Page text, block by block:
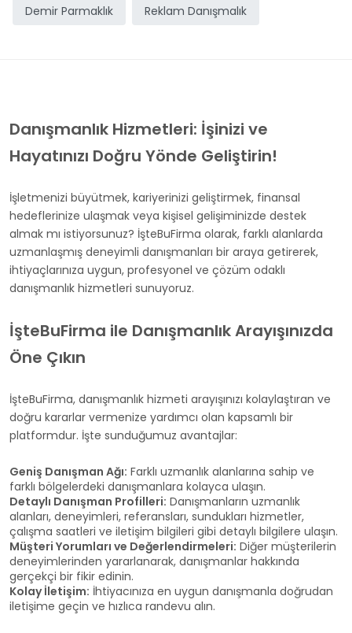
Demir Parmaklık Reklam Danışmalık
Danışmanlık Hizmetleri: İşinizi ve
Hayatınızı Doğru Yönde Geliştirin!
İşletmenizi büyütmek, kariyerinizi geliştirmek, finansal
hedeflerinize ulaşmak veya kişisel gelişiminizde destek
almak mı istiyorsunuz? İşteBuFirma olarak, farklı alanlarda
uzmanlaşmış deneyimli danışmanları bir araya getirerek,
ihtiyaçlarınıza uygun, profesyonel ve çözüm odaklı
danışmanlık hizmetleri sunuyoruz.
İşteBuFirma ile Danışmanlık Arayışınızda
Öne Çıkın
İşteBuFirma, danışmanlık hizmeti arayışınızı kolaylaştıran ve
doğru kararlar vermenize yardımcı olan kapsamlı bir
platformdur. İşte sunduğumuz avantajlar:
Geniş Danışman Ağı: Farklı uzmanlık alanlarına sahip ve
farklı bölgelerdeki danışmanlara kolayca ulaşın.
Detaylı Danışman Profilleri: Danışmanların uzmanlık
alanları, deneyimleri, referansları, sundukları hizmetler,
çalışma saatleri ve iletişim bilgileri gibi detaylı bilgilere ulaşın.
Müşteri Yorumları ve Değerlendirmeleri: Diğer müşterilerin
deneyimlerinden yararlanarak, danışmanlar hakkında
gerçekçi bir fikir edinin.
Kolay İletişim: İhtiyacınıza en uygun danışmanla doğrudan
iletişime geçin ve hızlıca randevu alın.